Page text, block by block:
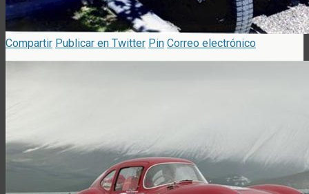
Compartir Publicar en Twitter Pin Correo electrónico